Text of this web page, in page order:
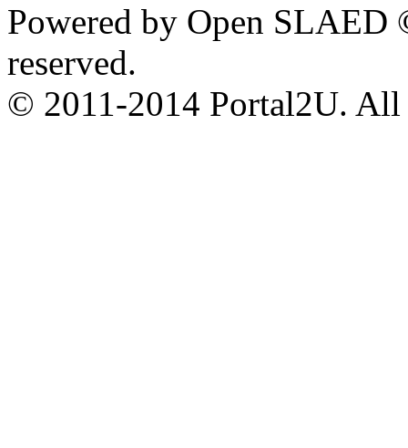
Powered by Open
reserved.
© 2011-2014 Portal2U. All